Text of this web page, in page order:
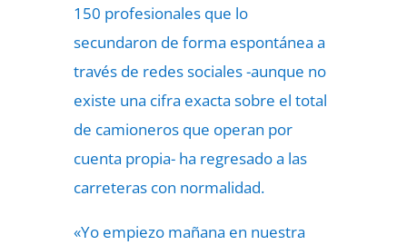
150 profesionales que lo
secundaron de forma espontánea a
través de redes sociales -aunque no
existe una cifra exacta sobre el total
de camioneros que operan por
cuenta propia- ha regresado a las
carreteras con normalidad.
«Yo empiezo mañana en nuestra